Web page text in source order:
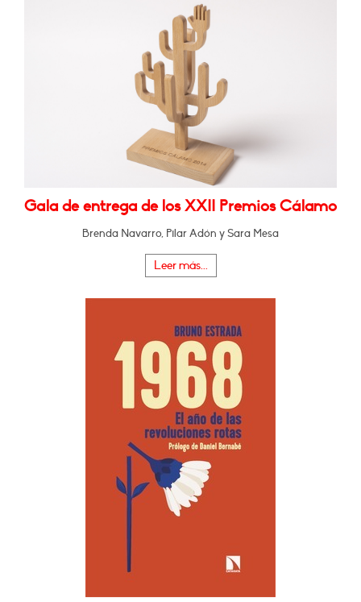
Gala de entrega de los XXII Premios Cálamo
Brenda Navarro, Pilar Adón y Sara Mesa
Leer más...